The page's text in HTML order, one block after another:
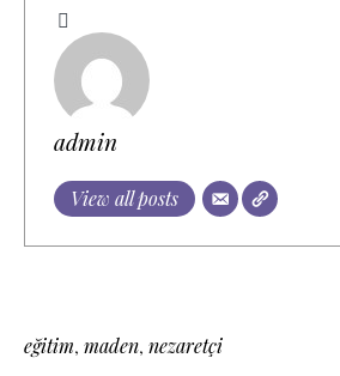
admin
View all posts
eğitim, maden, nezaretçi